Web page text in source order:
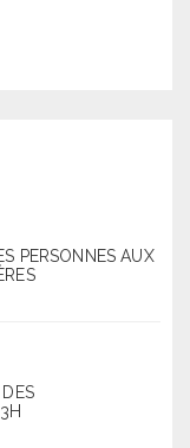
PERSONNES AUX